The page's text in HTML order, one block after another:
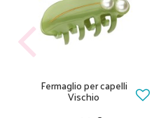
Fermaglio per capelli
Vischio